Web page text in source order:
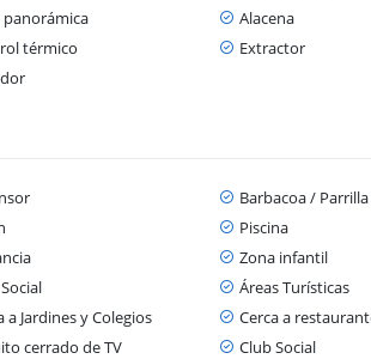
panorámica
Alacena
térmico
Extractor
Barbacoa /
Piscina
Zona infantil
Áreas Turísticas
a Jardines y Colegios
Cerca a
cerrado de TV
Club Social